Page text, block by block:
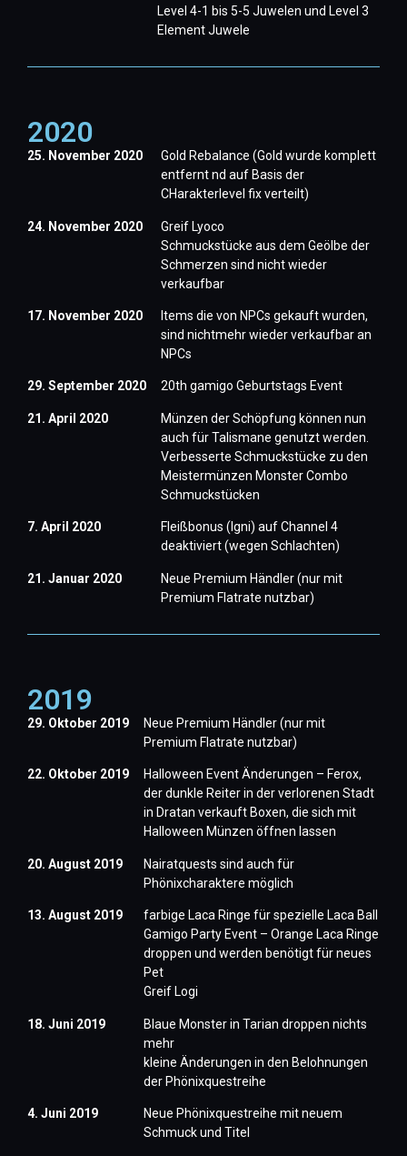
Level 4-1 bis 5-5 Juwelen und Level 3
Element Juwele
2020
25. November 2020
Gold Rebalance (Gold wurde komplett
entfernt nd auf Basis der
CHarakterlevel fix verteilt)
24. November 2020
Greif Lyoco
Schmuckstücke aus dem Geölbe der
Schmerzen sind nicht wieder
verkaufbar
17. November 2020
Items die von NPCs gekauft wurden,
sind nichtmehr wieder verkaufbar an
NPCs
29. September 2020 20th gamigo Geburtstags Event
21. April 2020
Münzen der Schöpfung können nun
auch für Talismane genutzt werden.
Verbesserte Schmuckstücke zu den
Meistermünzen Monster Combo
Schmuckstücken
7. April 2020
Fleißbonus (Igni) auf Channel 4
deaktiviert (wegen Schlachten)
21. Januar 2020
Neue Premium Händler (nur mit
Premium Flatrate nutzbar)
2019
29. Oktober 2019
Neue Premium Händler (nur mit
Premium Flatrate nutzbar)
22. Oktober 2019
Halloween Event Änderungen – Ferox,
der dunkle Reiter in der verlorenen Stadt
in Dratan verkauft Boxen, die sich mit
Halloween Münzen öffnen lassen
20. August 2019
Nairatquests sind auch für
Phönixcharaktere möglich
13. August 2019
farbige Laca Ringe für spezielle Laca Ball
Gamigo Party Event – Orange Laca Ringe
droppen und werden benötigt für neues
Pet
Greif Logi
18. Juni 2019
Blaue Monster in Tarian droppen nichts
mehr
kleine Änderungen in den Belohnungen
der Phönixquestreihe
4. Juni 2019
Neue Phönixquestreihe mit neuem
Schmuck und Titel